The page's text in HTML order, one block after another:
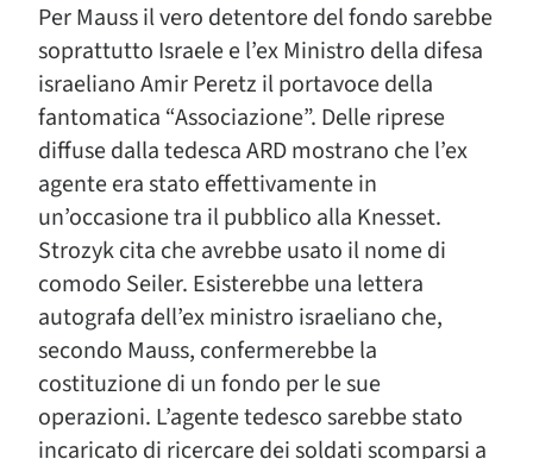
Per Mauss il vero detentore del fondo sarebbe
soprattutto Israele e l’ex Ministro della difesa
israeliano Amir Peretz il portavoce della
fantomatica “Associazione”. Delle riprese
diffuse dalla tedesca ARD mostrano che l’ex
agente era stato effettivamente in
un’occasione tra il pubblico alla Knesset.
Strozyk cita che avrebbe usato il nome di
comodo Seiler. Esisterebbe una lettera
autografa dell’ex ministro israeliano che,
secondo Mauss, confermerebbe la
costituzione di un fondo per le sue
operazioni. L’agente tedesco sarebbe stato
incaricato di ricercare dei soldati scomparsi a